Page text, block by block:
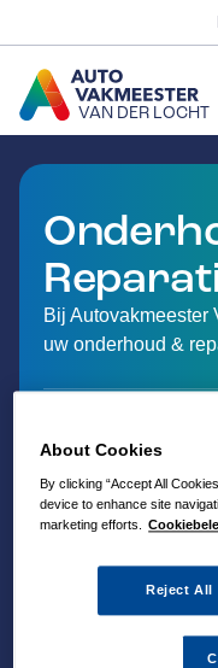
VAN DER LOCHT
GA NAAR DE
Bij Autovakmeester
uw onderhoud &
About Cookies
By clicking “Accept All
device to enhance site
marketing efforts.
Reject All